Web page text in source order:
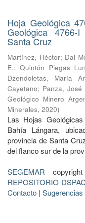
Hoja Geológica
Geológica
Santa Cruz
Martínez, Héctor; Dal
E.;Quintón Piegas
Dzendoletas, María
Cayetano; Panza,
Geológico Minero
Minerales, 2020)
Las Hojas
Bahía Lángara,
provincia de Santa
del flanco sur de la
SEGEMAR
REPOSITORIO-
Contacto | Sugerencias